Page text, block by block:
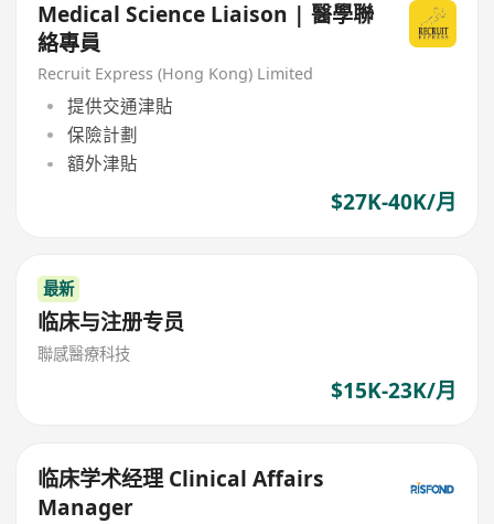
Medical Science Liaison | 醫學聯
絡專員
Recruit Express (Hong Kong) Limited
提供交通津貼
保險計劃
額外津貼
$27K-40K/月
最新
临床与注册专员
聯感醫療科技
$15K-23K/月
临床学术经理 Clinical Affairs
Manager